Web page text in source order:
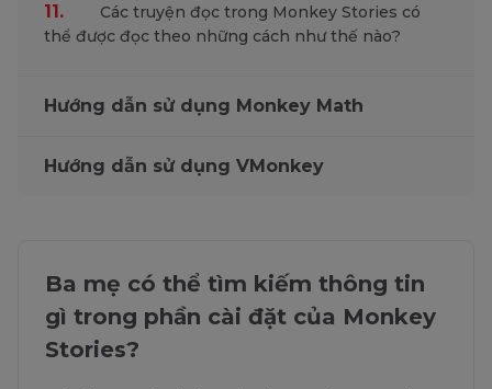
11.
Các truyện đọc trong Monkey Stories có
thể được đọc theo những cách như thế nào?
Hướng dẫn sử dụng Monkey Math
Hướng dẫn sử dụng VMonkey
Ba mẹ có thể tìm kiếm thông tin
gì trong phần cài đặt của Monkey
Stories?